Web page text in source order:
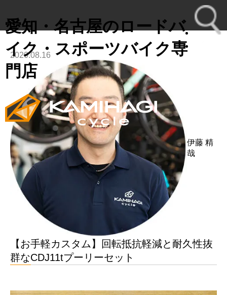
愛知・名古屋のロードバ
イク・スポーツバイク専
門店
2020.08.16
伊藤 精
哉
【お手軽カスタム】回転抵抗軽減と耐久性抜
群なCDJ11tプーリーセット